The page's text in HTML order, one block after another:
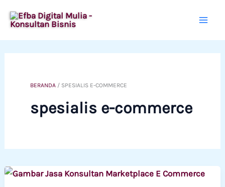
ke
BERANDA / SPESIALIS E-COMMERCE
spesialis e-commerce